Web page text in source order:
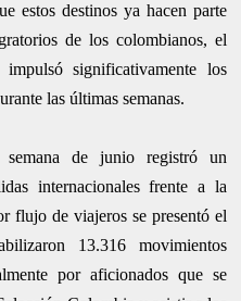
estos destinos ya hacen parte
de los colombianos, el
significativamente los
las últimas semanas.
de junio registró un
internacionales frente a la
flujo de viajeros se presentó el
13.316 movimientos
por aficionados que se